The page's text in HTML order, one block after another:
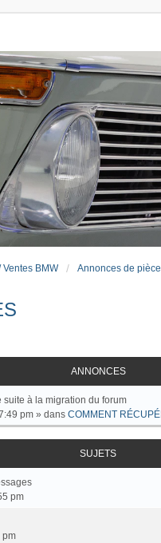
Ventes BMW Annonces de
ANNONCES
à la migration du forum
pm » dans COMMENT
SUJETS
pm
pm